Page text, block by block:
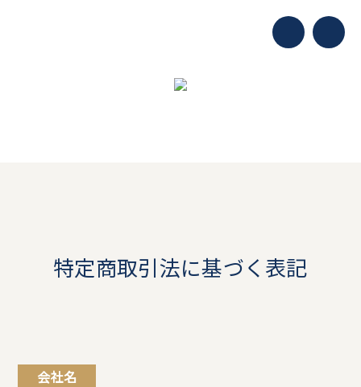
特定商取引法に基づく表記
会社名